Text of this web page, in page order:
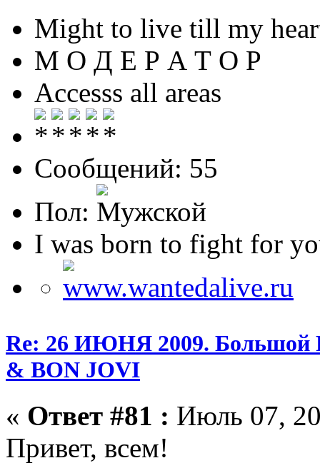
Might to live till my
М О Д Е Р А Т О Р
Accesss all areas
Сообщений: 55
Пол:
I was born to fight for
Re: 26 ИЮНЯ 2009. Большой
& BON JOVI
« Ответ #81 : Июль 07,
Привет, всем!